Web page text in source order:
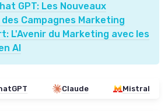
GPT: Les Nouveaux
Campagnes Marketing
L'Avenir du Marketing avec les
AI
Claude Mistral